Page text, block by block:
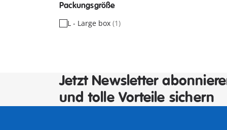
Packungsgröße
L - Large box (1)
Jetzt Newsletter
und tolle Vorteile sichern